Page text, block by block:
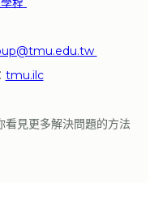
tmu.ilc
看見更多解決問題的方法